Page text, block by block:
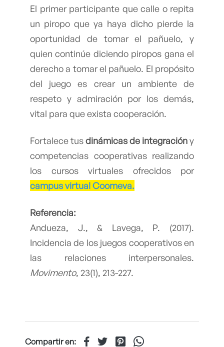
El primer participante que calle o repita
un piropo que ya haya dicho pierde la
oportunidad de tomar el pañuelo, y
quien continúe diciendo piropos gana el
derecho a tomar el pañuelo. El propósito
del juego es crear un ambiente de
respeto y admiración por los demás,
vital para que exista cooperación.
Fortalece tusdinámicas de integracióny
competencias cooperativas realizando
los cursos virtuales ofrecidos por
campus virtual Coomeva.
Referencia:
Andueza, J., & Lavega, P. (2017).
Incidencia de los juegos cooperativos en
las relaciones interpersonales.
Movimento, 23(1), 213-227.
Compartir en: